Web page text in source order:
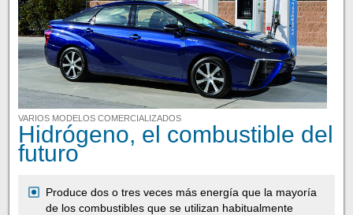
VARIOS MODELOS COMERCIALIZADOS
Hidrógeno, el combustible del
futuro
Produce dos o tres veces más energía que la mayoría
de los combustibles que se utilizan habitualmente